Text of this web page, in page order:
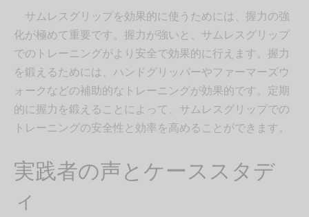
サムレスグリップを効果的に使うためには、握力の強
化が極めて重要です。握力が強いと、サムレスグリップ
でのトレーニングがより安全で効果的に行えます。握力
を鍛えるためには、ハンドグリッパーやファーマーズウ
ォークなどの補助的なトレーニングが効果的です。定期
的に握力を鍛えることによって、サムレスグリップでの
トレーニングの安全性と効率を高めることができます。
実践者の声とケーススタデ
ィ